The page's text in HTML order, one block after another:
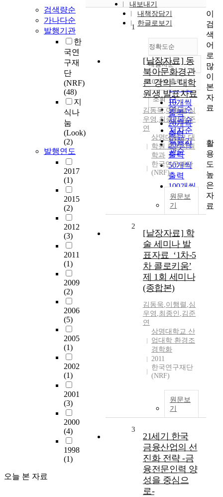
검색량순
가나다순
발행기관
한
국연
구재
단
(NRF)
(48)
지
식나
눔
(Look)
(2)
발행연도
2017
(1)
2015
(2)
2012
(3)
2011
(1)
2009
(2)
2006
(5)
2005
(1)
2002
(1)
2001
(3)
2000
(4)
1998
(1)
오늘 본 자료
내보내기
내책장담기
한글로보기
정확도순
정확도
순
인기도
순
연도순
제목순
저자순
발행기
관순
내림차순
내림차순
10개씩 출력
10개씩
출력
20개씩
출력
30개씩
출력
50개씩
출력
100개씩
출력
조회
1
[낱장자료] 동
북아문화경관
론 강의 - 대학
원생 발표자료
김동욱,이행렬,심
우영 ,최종인,김준
연
상명대학교 대
학원 환경자원
학과
한국연구재단
(NRF)
원문보
기
2
[낱장자료] 학
술 세미나 발
표자료_‘1차-5
차 콜로키움’
제 1회 세미나
(종합본)
김동욱,이행렬 ,심
우영 ,최종인 ,김준
연
상명대학교 산
업대학 환경조
경학화
2011
한국연구재단
(NRF)
원문보
기
3
21세기 한국
금융산업의 선
진화 전략 -금
융전문인력 양
성을 중심으
로-
이
검
색
어
로
많
이
본
자
료
활
용
도
높
은
자
료